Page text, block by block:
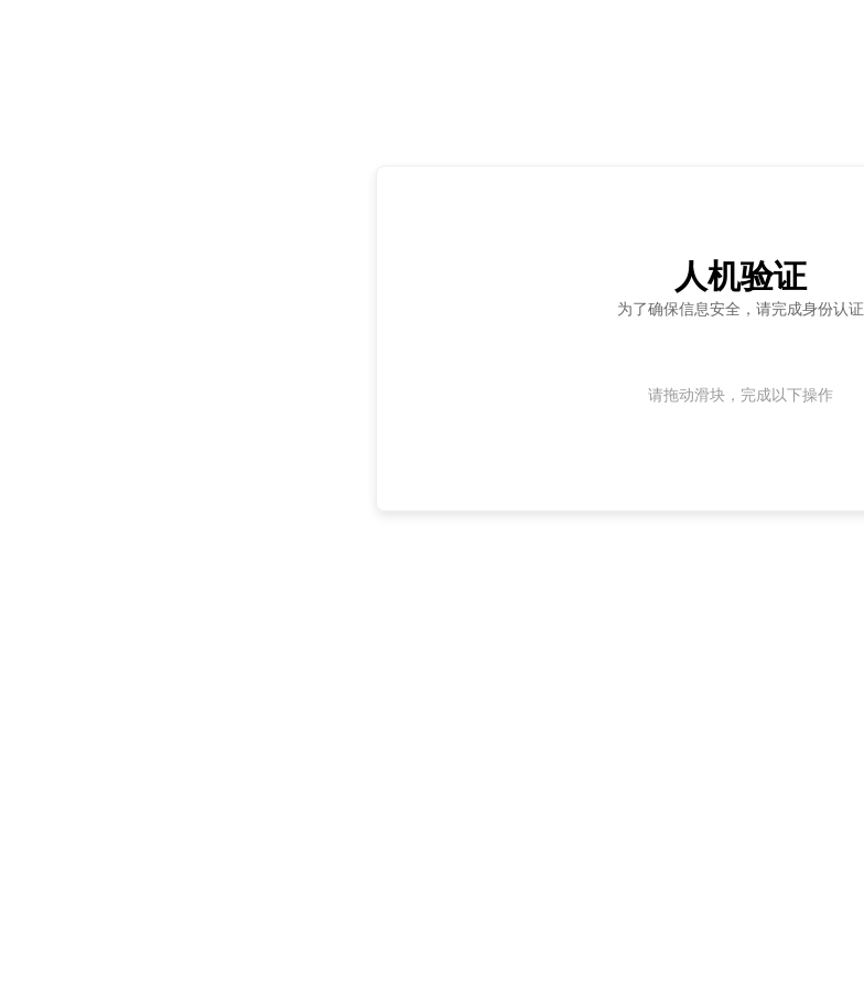
人机验证
为了确保信息安全，请完成身份认证
请拖动滑块，完成以下操作